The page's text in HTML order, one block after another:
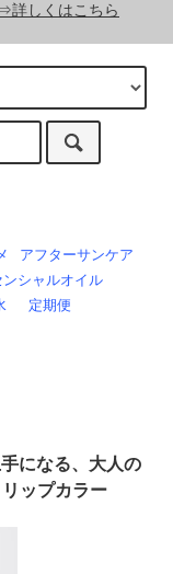
詳しくはこちら
アフターサンケア
ンシャルオイル
定期便
になる、大人の
ップカラー